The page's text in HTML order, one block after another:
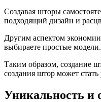
Создавая шторы
подходящий дизайн и
Другим аспектом
выбираете простые
Таким образом, создание
создания штор может
Уникальность и